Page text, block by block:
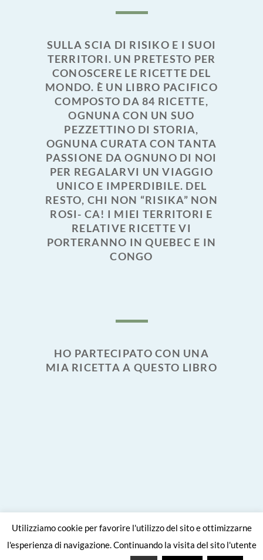
SULLA SCIA DI RISIKO E I SUOI
TERRITORI. UN PRETESTO PER
CONOSCERE LE RICETTE DEL
MONDO. È UN LIBRO PACIFICO
COMPOSTO DA 84 RICETTE,
OGNUNA CON UN SUO
PEZZETTINO DI STORIA,
OGNUNA CURATA CON TANTA
PASSIONE DA OGNUNO DI NOI
PER REGALARVI UN VIAGGIO
UNICO E IMPERDIBILE. DEL
RESTO, CHI NON “RISIKA” NON
ROSI- CA! I MIEI TERRITORI E
RELATIVE RICETTE VI
PORTERANNO IN QUEBEC E IN
CONGO
HO PARTECIPATO CON UNA
MIA RICETTA A QUESTO LIBRO
Site crafted with
Utilizziamo cookie per favorire l'utilizzo del sito e ottimizzarne
l'esperienza di navigazione. Continuando la visita del sito l'utente